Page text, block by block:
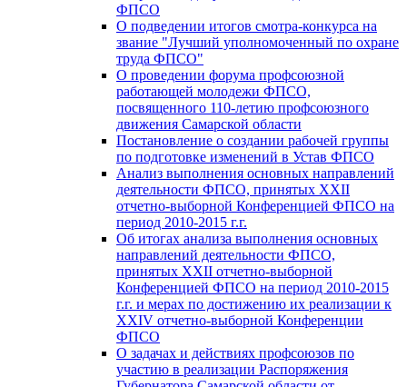
ФПСО
О подведении итогов смотра-конкурса на
звание "Лучший уполномоченный по охране
труда ФПСО"
О проведении форума профсоюзной
работающей молодежи ФПСО,
посвященного 110-летию профсоюзного
движения Самарской области
Постановление о создании рабочей группы
по подготовке изменений в Устав ФПСО
Анализ выполнения основных направлений
деятельности ФПСО, принятых XXII
отчетно-выборной Конференцией ФПСО на
период 2010-2015 г.г.
Об итогах анализа выполнения основных
направлений деятельности ФПСО,
принятых XXII отчетно-выборной
Конференцией ФПСО на период 2010-2015
г.г. и мерах по достижению их реализации к
XXIV отчетно-выборной Конференции
ФПСО
О задачах и действиях профсоюзов по
участию в реализации Распоряжения